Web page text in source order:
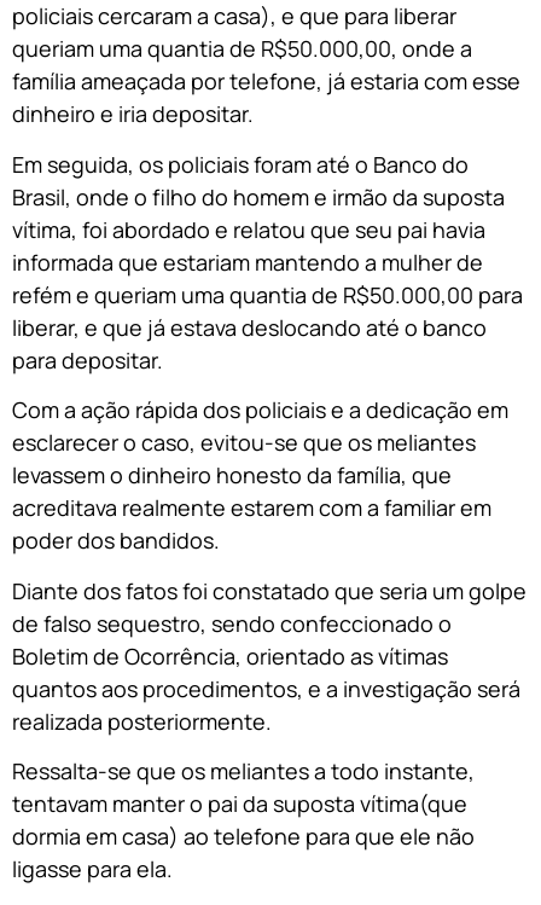
policiais cercaram a casa), e que para liberar
queriam uma quantia de R$50.000,00, onde a
família ameaçada por telefone, já estaria com esse
dinheiro e iria depositar.
Em seguida, os policiais foram até o Banco do
Brasil, onde o filho do homem e irmão da suposta
vítima, foi abordado e relatou que seu pai havia
informada que estariam mantendo a mulher de
refém e queriam uma quantia de R$50.000,00 para
liberar, e que já estava deslocando até o banco
para depositar.
Com a ação rápida dos policiais e a dedicação em
esclarecer o caso, evitou-se que os meliantes
levassem o dinheiro honesto da família, que
acreditava realmente estarem com a familiar em
poder dos bandidos.
Diante dos fatos foi constatado que seria um golpe
de falso sequestro, sendo confeccionado o
Boletim de Ocorrência, orientado as vítimas
quantos aos procedimentos, e a investigação será
realizada posteriormente.
Ressalta-se que os meliantes a todo instante,
tentavam manter o pai da suposta vítima(que
dormia em casa) ao telefone para que ele não
ligasse para ela.